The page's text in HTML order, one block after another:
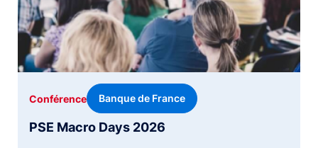
PSE Macro Days 2026
Conférence Banque de France